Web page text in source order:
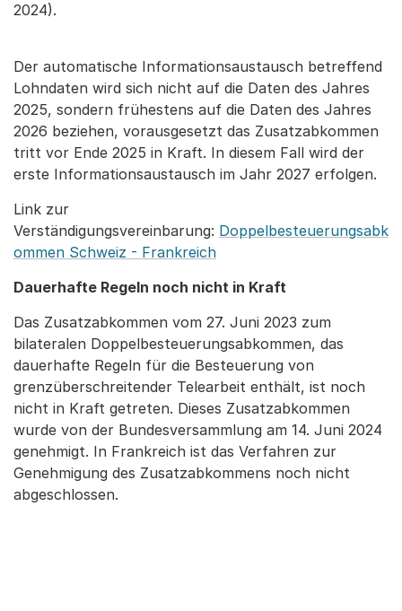
2024).
Der automatische Informationsaustausch betreffend
Lohndaten wird sich nicht auf die Daten des Jahres
2025, sondern frühestens auf die Daten des Jahres
2026 beziehen, vorausgesetzt das Zusatzabkommen
tritt vor Ende 2025 in Kraft. In diesem Fall wird der
erste Informationsaustausch im Jahr 2027 erfolgen.
Link zur
Verständigungsvereinbarung: Doppelbesteuerungsabk
ommen Schweiz - Frankreich
Dauerhafte Regeln noch nicht in Kraft
Das Zusatzabkommen vom 27. Juni 2023 zum
bilateralen Doppelbesteuerungsabkommen, das
dauerhafte Regeln für die Besteuerung von
grenzüberschreitender Telearbeit enthält, ist noch
nicht in Kraft getreten. Dieses Zusatzabkommen
wurde von der Bundesversammlung am 14. Juni 2024
genehmigt. In Frankreich ist das Verfahren zur
Genehmigung des Zusatzabkommens noch nicht
abgeschlossen.